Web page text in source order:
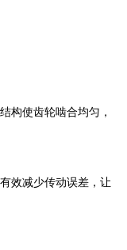
构使齿轮啮合均匀，
效减少传动误差，让